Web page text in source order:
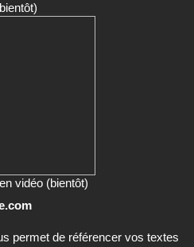
vidéo (bientôt)
permet de référencer vos textes